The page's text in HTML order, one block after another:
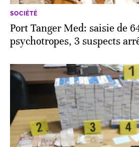
SOCIÉTÉ
Port Tanger Med: saisie de
psychotropes, 3 suspects